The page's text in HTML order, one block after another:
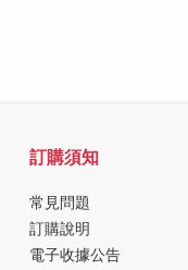
訂購須知
常見問題
訂購說明
電子收據公告